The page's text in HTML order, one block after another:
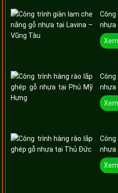
nhựa
nhựa
nhựa